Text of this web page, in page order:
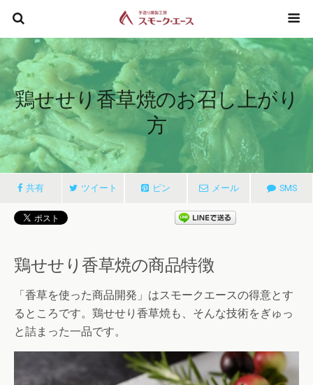
鶏せせり香草焼のお召し上がり
方
共有 ツイート ピン メール SMS
鶏せせり香草焼の商品特徴
「香草を使った商品開発」はスモークエースの得意とす
るところです。鶏せせり香草焼も、そんな技術をぎゅっ
と詰まった一品です。